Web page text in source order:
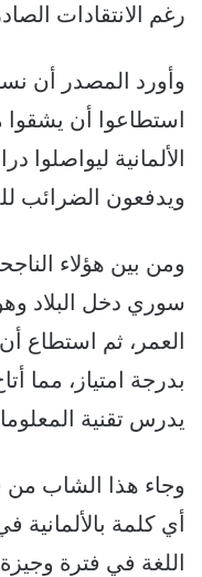
رغم الانتقادات
وأورد المصدر أن
استطاعوا أن يشقوا
الألمانية ليواصلوا
ويدفعون الضرائب
ومن بين هؤلاء
سوري دخل البلاد
العمر، ثم استطاع
بدرجة امتياز، مما
يدرس تقنية
وجاء هذا الشاب من
أي كلمة بالألمانية
اللغة في فترة